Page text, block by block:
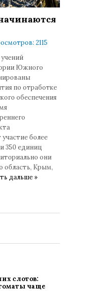
2115
Южного
по отработке
обеспечения
более
350 единиц
они
область, Крым,
дальше »
слотов:
чаще